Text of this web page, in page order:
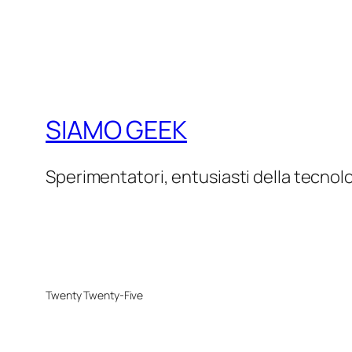
SIAMO GEEK
Sperimentatori, entusiasti della
Twenty Twenty-Five